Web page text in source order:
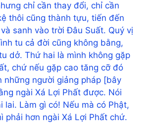
chỉ cần thay đổi, chỉ cần
thôi cũng thành tựu, tiến đến
sanh vào trời Đâu Suất. Quý vị
tu cả đời cũng không bằng,
dở. Thứ hai là mình không gặp
chứ nếu gặp cao tăng cỡ đó
những người giảng pháp [bây
ngài Xá Lợi Phất được. Nói
lai. Làm gì có! Nếu mà có Phật,
phải hơn ngài Xá Lợi Phất chứ.